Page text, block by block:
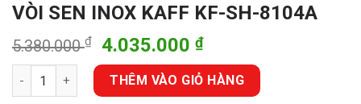
VÒI SEN INOX KAFF KF-SH-8104A
5.380.000₫
Giá
gốc
là:
4.035.000 ₫Giá
hiện
tại
VÒI SEN INOX KAFF KF-SH-8104A số lượng
THÊM VÀO GIỎ HÀNG